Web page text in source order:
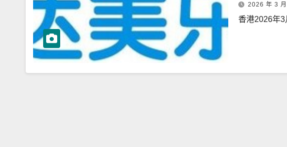
2026 年 3
香港2026年